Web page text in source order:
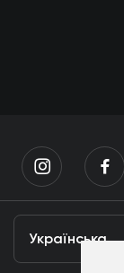
Українська